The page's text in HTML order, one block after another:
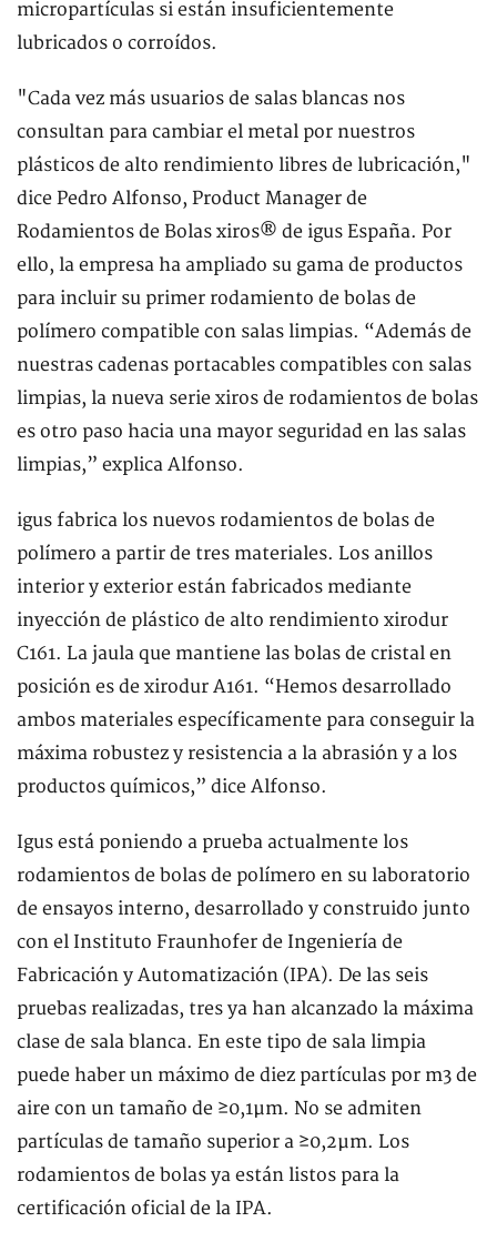
micropartículas si están insuficientemente
lubricados o corroídos.
"Cada vez más usuarios de salas blancas nos
consultan para cambiar el metal por nuestros
plásticos de alto rendimiento libres de lubricación,"
dice Pedro Alfonso, Product Manager de
Rodamientos de Bolas xiros® de igus España. Por
ello, la empresa ha ampliado su gama de productos
para incluir su primer rodamiento de bolas de
polímero compatible con salas limpias. “Además de
nuestras cadenas portacables compatibles con salas
limpias, la nueva serie xiros de rodamientos de bolas
es otro paso hacia una mayor seguridad en las salas
limpias,” explica Alfonso.
igus fabrica los nuevos rodamientos de bolas de
polímero a partir de tres materiales. Los anillos
interior y exterior están fabricados mediante
inyección de plástico de alto rendimiento xirodur
C161. La jaula que mantiene las bolas de cristal en
posición es de xirodur A161. “Hemos desarrollado
ambos materiales específicamente para conseguir la
máxima robustez y resistencia a la abrasión y a los
productos químicos,” dice Alfonso.
Igus está poniendo a prueba actualmente los
rodamientos de bolas de polímero en su laboratorio
de ensayos interno, desarrollado y construido junto
con el Instituto Fraunhofer de Ingeniería de
Fabricación y Automatización (IPA). De las seis
pruebas realizadas, tres ya han alcanzado la máxima
clase de sala blanca. En este tipo de sala limpia
puede haber un máximo de diez partículas por m3 de
aire con un tamaño de ≥0,1µm. No se admiten
partículas de tamaño superior a ≥0,2µm. Los
rodamientos de bolas ya están listos para la
certificación oficial de la IPA.